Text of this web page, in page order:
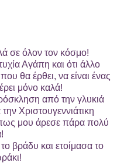
σε όλον τον κόσμο!
Αγάπη και ότι άλλο
θα έρθει, να είναι ένας
μόνο καλά!
από την γλυκιά
Χριστουγεννιάτικη
μου άρεσε πάρα πολύ
βράδυ και ετοίμασα το